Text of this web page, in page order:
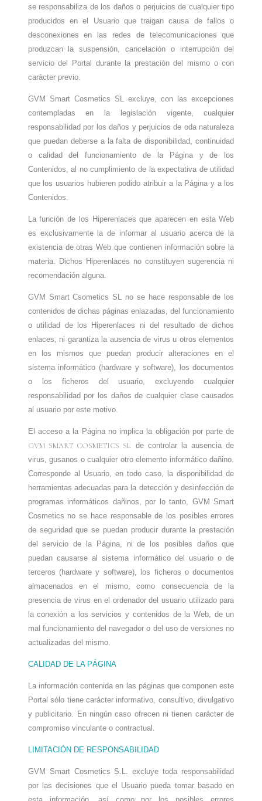
se responsabiliza de los daños o perjuicios de cualquier tipo
producidos en el Usuario que traigan causa de fallos o
desconexiones en las redes de telecomunicaciones que
produzcan la suspensión, cancelación o interrupción del
servicio del Portal durante la prestación del mismo o con
carácter previo.
GVM Smart Cosmetics SLexcluye, con las excepciones
contempladas en la legislación vigente, cualquier
responsabilidad por los daños y perjuicios de oda naturaleza
que puedan deberse a la falta de disponibilidad, continuidad
o calidad del funcionamiento de la Página y de los
Contenidos, al no cumplimiento de la expectativa de utilidad
que los usuarios hubieren podido atribuir a la Página y a los
Contenidos.
La función de los Hiperenlaces que aparecen en esta Web
es exclusivamente la de informar al usuario acerca de la
existencia de otras Web que contienen información sobre la
materia. Dichos Hiperenlaces no constituyen sugerencia ni
recomendación alguna.
GVM Smart Csometics SL no se hace responsable de los
contenidos de dichas páginas enlazadas, del funcionamiento
o utilidad de los Hiperenlaces ni del resultado de dichos
enlaces, ni garantiza la ausencia de virus u otros elementos
en los mismos que puedan producir alteraciones en el
sistema informático (hardware y software), los documentos
o los ficheros del usuario, excluyendo cualquier
responsabilidad por los daños de cualquier clase causados
al usuario por este motivo.
El acceso a la Página no implica la obligación por parte de
GVM SMART COSMETICS SL de controlar la ausencia de
virus, gusanos o cualquier otro elemento informático dañino.
Corresponde al Usuario, en todo caso, la disponibilidad de
herramientas adecuadas para la detección y desinfección de
programas informáticos dañinos, por lo tanto, GVM Smart
Cosmetics no se hace responsable de los posibles errores
de seguridad que se puedan producir durante la prestación
del servicio de la Página, ni de los posibles daños que
puedan causarse al sistema informático del usuario o de
terceros (hardware y software), los ficheros o documentos
almacenados en el mismo, como consecuencia de la
presencia de virus en el ordenador del usuario utilizado para
la conexión a los servicios y contenidos de la Web, de un
mal funcionamiento del navegador o del uso de versiones no
actualizadas del mismo.
CALIDADDE LA PÁGINA
La información contenida en las páginas que componen este
Portal sólo tiene carácter informativo, consultivo, divulgativo
y publicitario. En ningún caso ofrecen ni tienen carácter de
compromiso vinculante o contractual.
LIMITACIÓN DE RESPONSABILIDAD
GVM Smart Cosmetics S.L.excluye toda responsabilidad
por las decisiones que el Usuario pueda tomar basado en